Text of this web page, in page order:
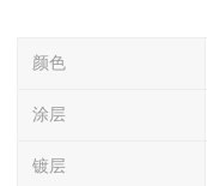
颜色
涂层
镀层